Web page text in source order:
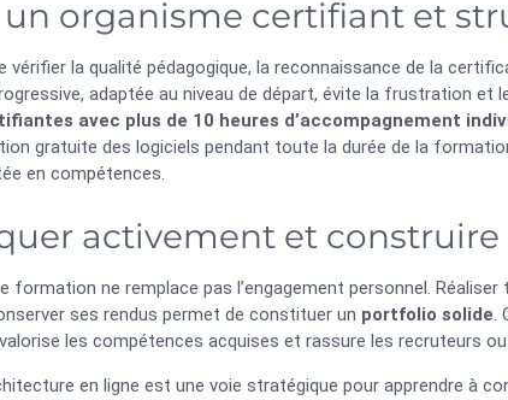
un organisme certifiant et
vérifier la qualité pédagogique, la reconnaissance de la
adaptée au niveau de départ, évite la frustration et
avec plus de 10 heures d’accompagnement
gratuite des logiciels pendant toute la durée de la
en compétences.
activement et
formation ne remplace pas l’engagement personnel.
ses rendus permet de constituer un portfolio solide.
les compétences acquises et rassure les recruteurs
en ligne est une voie stratégique pour apprendre à